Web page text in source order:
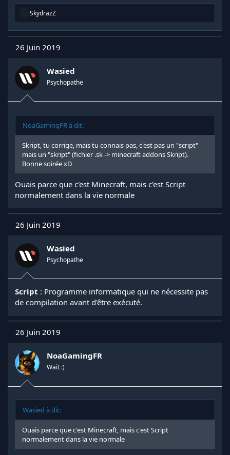
R
a
c
t
i
n
s
:
SkydrazZ
26 Juin 2019
Wasied
Psychopathe
NoaGamingFR à dit:
Skript, tu corrige, mais tu connais pas, c'est pas un "script"
mais un "skript" (fichier .sk -> minecraft addons Skript).
Bonne soirée xD
Ouais parce que c'est Minecraft, mais c'est Script
normalement dans la vie normale
26 Juin 2019
Wasied
Psychopathe
Script : Programme informatique qui ne nécessite pas
de compilation avant d'être exécuté.
26 Juin 2019
NoaGamingFR
Wait :)
Wasied à dit:
Ouais parce que c'est Minecraft, mais c'est Script
normalement dans la vie normale